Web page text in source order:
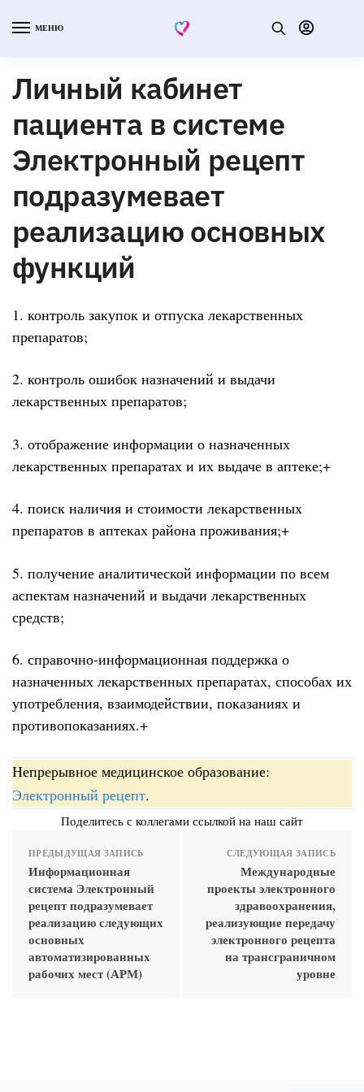
МЕНЮ
Личный кабинет
пациента в системе
Электронный рецепт
подразумевает
реализацию основных
функций
1. контроль закупок и отпуска лекарственных
препаратов;
2. контроль ошибок назначений и выдачи
лекарственных препаратов;
3. отображение информации о назначенных
лекарственных препаратах и их выдаче в аптеке;+
4. поиск наличия и стоимости лекарственных
препаратов в аптеках района проживания;+
5. получение аналитической информации по всем
аспектам назначений и выдачи лекарственных
средств;
6. справочно-информационная поддержка о
назначенных лекарственных препаратах, способах их
употребления, взаимодействии, показаниях и
противопоказаниях.+
Непрерывное медицинское образование:
Электронный рецепт.
Поделитесь с коллегами ссылкой на наш сайт
ПРЕДЫДУЩАЯ ЗАПИСЬ
Информационная
система Электронный
рецепт подразумевает
реализацию следующих
основных
автоматизированных
рабочих мест (АРМ)
СЛЕДУЮЩАЯ ЗАПИСЬ
Международные
проекты электронного
здравоохранения,
реализующие передачу
электронного рецепта
на трансграничном
уровне